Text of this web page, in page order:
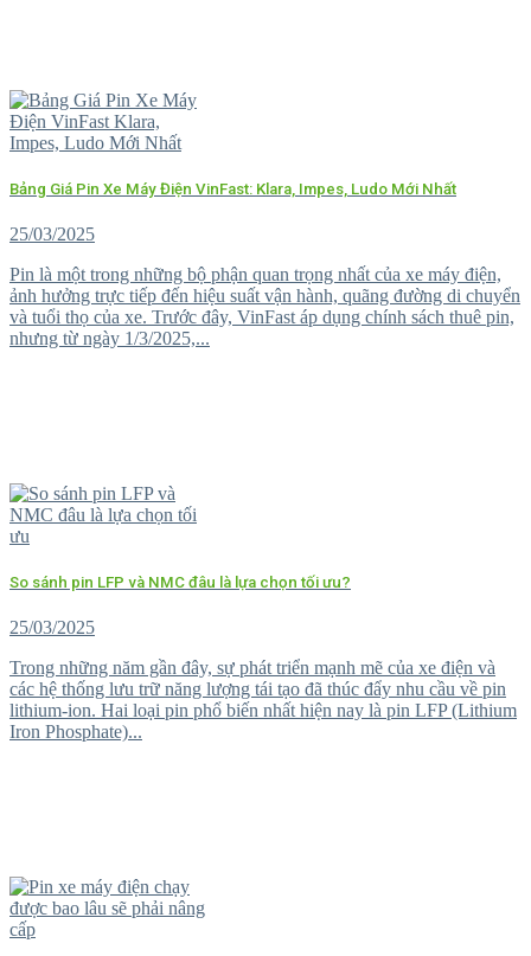
Bảng Giá Pin Xe Máy Điện VinFast: Klara, Impes, Ludo Mới Nhất
25/03/2025
Pin là một trong những bộ phận quan trọng nhất của xe máy điện,
ảnh hưởng trực tiếp đến hiệu suất vận hành, quãng đường di chuyển
và tuổi thọ của xe. Trước đây, VinFast áp dụng chính sách thuê pin,
nhưng từ ngày 1/3/2025,...
So sánh pin LFP và NMC đâu là lựa chọn tối ưu?
25/03/2025
Trong những năm gần đây, sự phát triển mạnh mẽ của xe điện và
các hệ thống lưu trữ năng lượng tái tạo đã thúc đẩy nhu cầu về pin
lithium-ion. Hai loại pin phổ biến nhất hiện nay là pin LFP (Lithium
Iron Phosphate)...